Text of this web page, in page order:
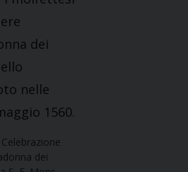
dei
nelle
1560.
dei